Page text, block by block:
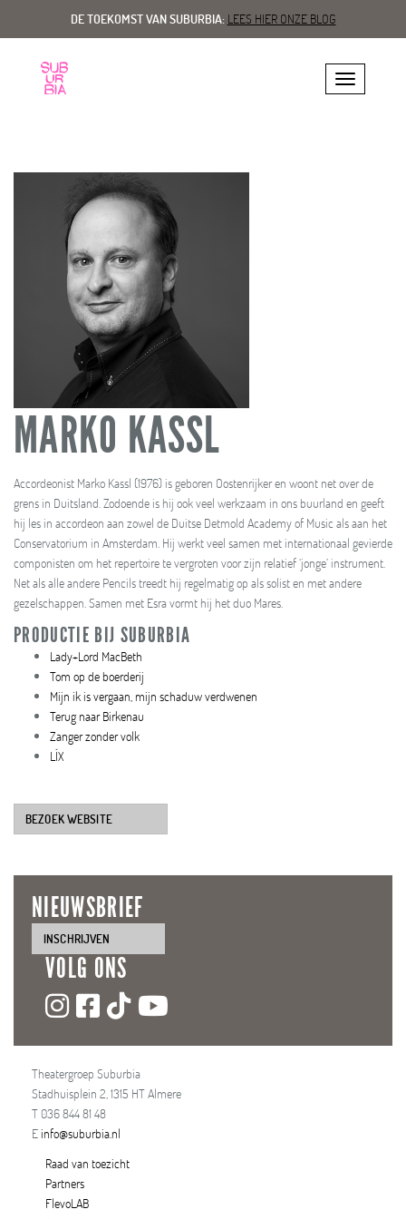
DE TOEKOMST VAN SUBURBIA: LEES HIER ONZE BLOG
Toggle
MARKO KASSL
Accordeonist Marko Kassl (1976) is geboren Oostenrijker en woont net over de
grens in Duitsland. Zodoende is hij ook veel werkzaam in ons buurland en geeft
hij les in accordeon aan zowel de Duitse Detmold Academy of Music als aan het
Conservatorium in Amsterdam. Hij werkt veel samen met internationaal gevierde
componisten om het repertoire te vergroten voor zijn relatief ‘jonge’ instrument.
Net als alle andere Pencils treedt hij regelmatig op als solist en met andere
gezelschappen. Samen met Esra vormt hij het duo Mares.
PRODUCTIE BIJ SUBURBIA
Lady+Lord MacBeth
Tom op de boerderij
Mijn ik is vergaan, mijn schaduw verdwenen
Terug naar Birkenau
Zanger zonder volk
LÍX
BEZOEK WEBSITE
NIEUWSBRIEF
INSCHRIJVEN
VOLG ONS
Theatergroep Suburbia
Stadhuisplein 2, 1315 HT Almere
T 036 844 81 48
Einfo@suburbia.nl
Raad van toezicht
Partners
FlevoLAB